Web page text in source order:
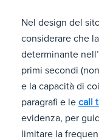
Nel design del
considerare che
determinante
primi secondi
e la capacità di
paragrafi e le call
evidenza, per
limitare la